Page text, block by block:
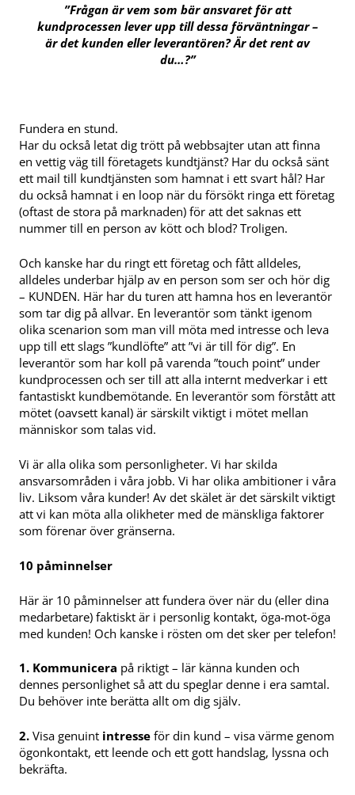
”Frågan är vem som bär ansvaret för att
kundprocessen lever upp till dessa förväntningar –
är det kunden ellerleverantören? Är det rent av
du…?”
Fundera en stund.
Har du också letat dig trött på webbsajter utan att finna
en vettig väg till företagets kundtjänst? Har du också sänt
ett mail till kundtjänsten som hamnat i ett svart hål? Har
du också hamnat i en loop när du försökt ringa ett företag
(oftast de stora på marknaden) för att det saknas ett
nummer till en person av kött och blod? Troligen.
Och kanske har du ringt ett företag och fått alldeles,
alldeles underbar hjälp av en person som ser och hör dig
– KUNDEN. Här har du turen att hamna hos en leverantör
som tar dig på allvar. En leverantör som tänkt igenom
olika scenarion som man vill möta med intresse och leva
upp till ett slags ”kundlöfte” att ”vi är till för dig”. En
leverantör som har koll på varenda ”touch point” under
kundprocessen och ser till att alla internt medverkar i ett
fantastiskt kundbemötande. En leverantör som förstått att
mötet (oavsett kanal) är särskilt viktigt i mötet mellan
människor som talas vid.
Vi är alla olika som personligheter. Vi har skilda
ansvarsområden i våra jobb. Vi har olika ambitioner i våra
liv. Liksom våra kunder! Av det skälet är det särskilt viktigt
att vi kan möta alla olikheter med de mänskliga faktorer
som förenar över gränserna.
10 påminnelser
Här är 10 påminnelser att fundera över när du (eller dina
medarbetare) faktiskt är i personlig kontakt, öga-mot-öga
med kunden! Och kanske i rösten om det sker per telefon!
1. Kommunicera på riktigt – lär känna kunden och
dennes personlighet så att du speglar denne i era samtal.
Du behöver inte berätta allt om dig själv.
2. Visa genuint intresse för din kund – visa värme genom
ögonkontakt, ett leende och ett gott handslag, lyssna och
bekräfta.